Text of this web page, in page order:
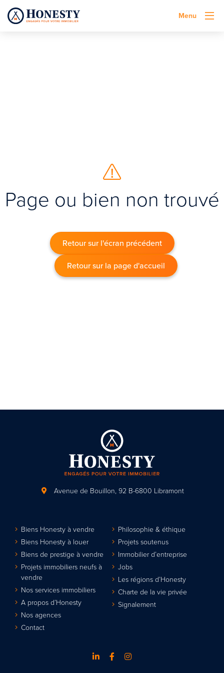
Menu
Page ou bien non trouvé
Retour sur l'écran précédent
Retour sur la page d'accueil
Avenue de Bouillon, 92 B-6800 Libramont
Biens Honesty à vendre
Biens Honesty à louer
Biens de prestige à vendre
Projets immobiliers neufs à
vendre
Nos services immobiliers
A propos d’Honesty
Nos agences
Contact
Philosophie & éthique
Projets soutenus
Immobilier d’entreprise
Jobs
Les régions d’Honesty
Charte de la vie privée
Signalement